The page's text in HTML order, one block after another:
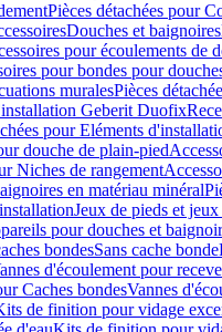
Pièces détachées pour
Douches et baignoires
pour écoulements de
pour bondes pour
muralesPièces
Geberit Duofix
pour Eléments
douche de plain-pied
Niches de rangement
en matériau minéral
Jeux de pieds et
pour douches et
bondesSans cache bonde
d'écoulement pour
Caches bondesVannes
de finition pour vidage